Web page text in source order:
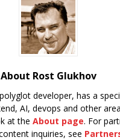
About Rost Glukhov
developer, has a
AI, devops and other
at the About page. For
inquiries, see